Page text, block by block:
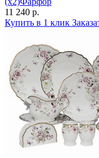
11 240 р.
Купить в 1 клик